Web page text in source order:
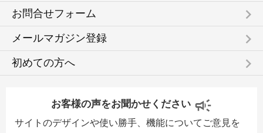
お問合せフォーム keyboard_arrow_right
メールマガジン登録 keyboard_arrow_right
初めての方へ keyboard_arrow_right
お客様の声をお聞かせください
サイトのデザインや使い勝手、機能についてご意見を